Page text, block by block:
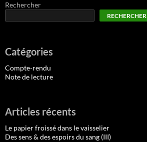
Rechercher
RECHERCHER
Catégories
Compte-rendu
Note de lecture
Articles récents
Le papier froissé dans le vaisselier
Des sens & des espoirs du sang (III)